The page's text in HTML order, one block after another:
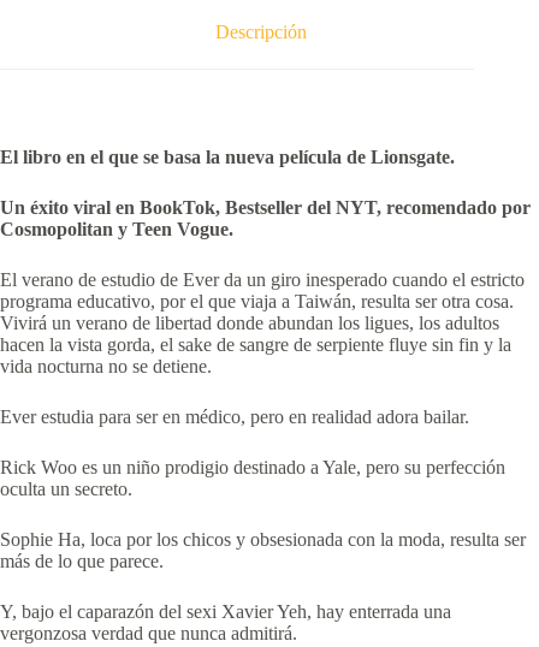
Descripción
El libro en el que se basa la nueva película de Lionsgate.
Un éxito viral en BookTok, Bestseller del NYT, recomendado por
Cosmopolitan y Teen Vogue.
El verano de estudio de Ever da un giro inesperado cuando el estricto
programa educativo, por el que viaja a Taiwán, resulta ser otra cosa.
Vivirá un verano de libertad donde abundan los ligues, los adultos
hacen la vista gorda, el sake de sangre de serpiente fluye sin fin y la
vida nocturna no se detiene.
Ever estudia para ser en médico, pero en realidad adora bailar.
Rick Woo es un niño prodigio destinado a Yale, pero su perfección
oculta un secreto.
Sophie Ha, loca por los chicos y obsesionada con la moda, resulta ser
más de lo que parece.
Y, bajo el caparazón del sexi Xavier Yeh, hay enterrada una
vergonzosa verdad que nunca admitirá.